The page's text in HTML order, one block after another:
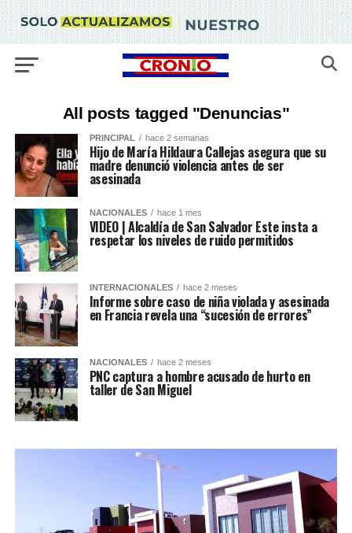
All posts tagged "Denuncias"
PRINCIPAL hace 2 semanas
Hijo de María Hildaura Callejas asegura que su
madre denunció violencia antes de ser
asesinada
NACIONALES hace 1 mes
VIDEO | Alcaldía de San Salvador Este insta a
respetar los niveles de ruido permitidos
INTERNACIONALES hace 2 meses
Informe sobre caso de niña violada y asesinada
en Francia revela una “sucesión de errores”
NACIONALES hace 2 meses
PNC captura a hombre acusado de hurto en
taller de San Miguel